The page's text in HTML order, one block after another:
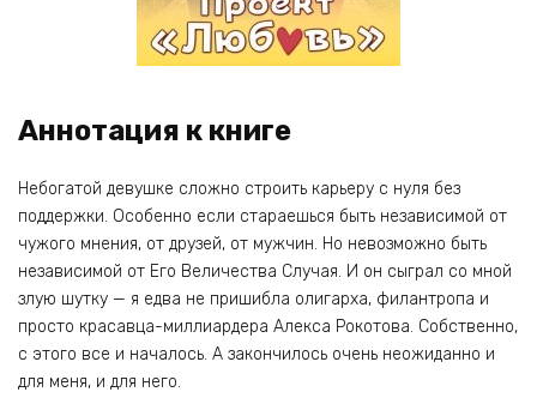
Аннотация к книге
Небогатой девушке сложно строить карьеру с нуля без
поддержки. Особенно если стараешься быть независимой от
чужого мнения, от друзей, от мужчин. Но невозможно быть
независимой от Его Величества Случая. И он сыграл со мной
злую шутку — я едва не пришибла олигарха, филантропа и
просто красавца-миллиардера Алекса Рокотова. Собственно,
с этого все и началось. А закончилось очень неожиданно и
для меня, и для него.